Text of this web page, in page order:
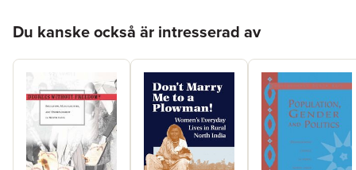
Du kanske också är intresserad av